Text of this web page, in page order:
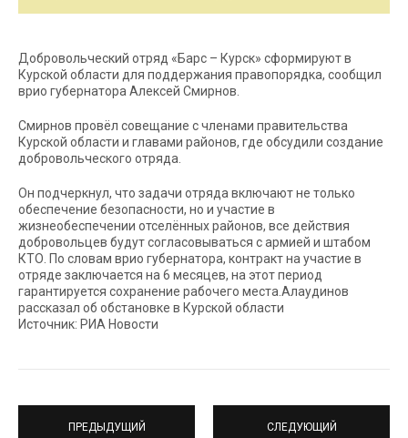
Добровольческий отряд «Барс – Курск» сформируют в
Курской области для поддержания правопорядка, сообщил
врио губернатора Алексей Смирнов.
Смирнов провёл совещание с членами правительства
Курской области и главами районов, где обсудили создание
добровольческого отряда.
Он подчеркнул, что задачи отряда включают не только
обеспечение безопасности, но и участие в
жизнеобеспечении отселённых районов, все действия
добровольцев будут согласовываться с армией и штабом
КТО. По словам врио губернатора, контракт на участие в
отряде заключается на 6 месяцев, на этот период
гарантируется сохранение рабочего места.Алаудинов
рассказал об обстановке в Курской области
Источник: РИА Новости
ПРЕДЫДУЩИЙ СЛЕДУЮЩИЙ